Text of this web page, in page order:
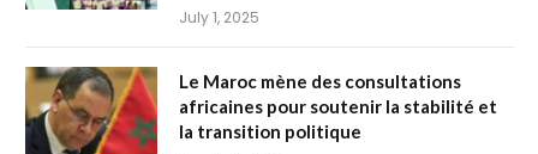
July 1, 2025
Le Maroc mène des consultations
africaines pour soutenir la stabilité et
la transition politique